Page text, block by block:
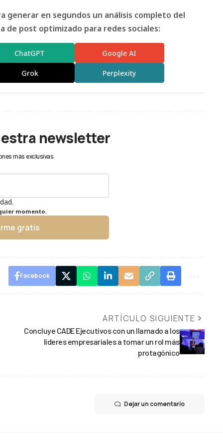
generar en segundos un análisis completo del
de post optimizado para redes sociales:
ChatGPT Google AI
Grok Perplexity
newsletter
más exclusivas.
momento.
gratis
Facebook
ARTÍCULO SIGUIENTE
Concluye CADE Ejecutivos con un llamado a los
líderes empresariales a tomar un rol más
protagónico
Dejar un comentario